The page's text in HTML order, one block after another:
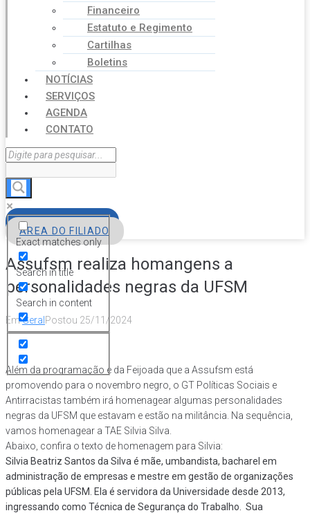
Financeiro
Estatuto e Regimento
Cartilhas
Boletins
NOTÍCIAS
SERVIÇOS
AGENDA
CONTATO
Exact matches only
Search in title
Search in content
ÁREA DO FILIADO
Assufsm realiza homangens a
personalidades negras da UFSM
EmGeral Postou 25/11/2024
Além da programação e da Feijoada que a Assufsm está
promovendo para o novembro negro, o GT Políticas Sociais e
Antirracistas também irá homenagear algumas personalidades
negras da UFSM que estavam e estão na militância. Na sequência,
vamos homenagear a TAE Silvia Silva.
Abaixo, confira o texto de homenagem para Silvia:
Silvia Beatriz Santos da Silva é mãe, umbandista, bacharel em
administração de empresas e mestre em gestão de organizações
públicas pela UFSM. Ela é servidora da Universidade desde 2013,
ingressando como Técnica de Segurança do Trabalho.
Sua